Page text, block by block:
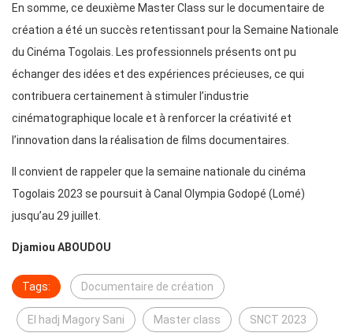
En somme, ce deuxième Master Class sur le documentaire de
création a été un succès retentissant pour la Semaine Nationale
du Cinéma Togolais. Les professionnels présents ont pu
échanger des idées et des expériences précieuses, ce qui
contribuera certainement à stimuler l’industrie
cinématographique locale et à renforcer la créativité et
l’innovation dans la réalisation de films documentaires.
Il convient de rappeler que la semaine nationale du cinéma
Togolais 2023 se poursuit à Canal Olympia Godopé (Lomé)
jusqu’au 29 juillet.
Djamiou ABOUDOU
Tags: Documentaire de création
El hadj Magory Sani Master class SNCT 2023